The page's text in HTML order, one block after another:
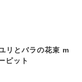
リとバラの花束 m
ピット